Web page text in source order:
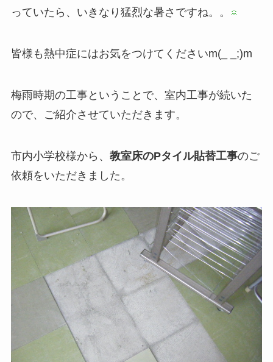
っていたら、いきなり猛烈な暑さですね。。
皆様も熱中症にはお気をつけてくださいm(_ _;)m
梅雨時期の工事ということで、室内工事が続いた
ので、ご紹介させていただきます。
市内小学校様から、 教室床のPタイル貼替工事のご
依頼をいただきました。